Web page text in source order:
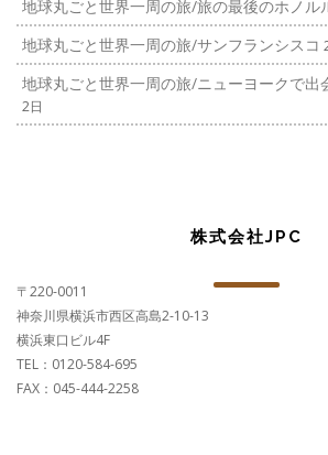
地球丸ごと世界一周の旅/旅の最後のホノル
地球丸ごと世界一周の旅/サンフランシスコ
地球丸ごと世界一周の旅/ニューヨークで出
2日
株式会社JPC
〒220-0011
神奈川県横浜市西区高島2-10-13
横浜東口ビル4F
TEL：0120-584-695
FAX：045-444-2258